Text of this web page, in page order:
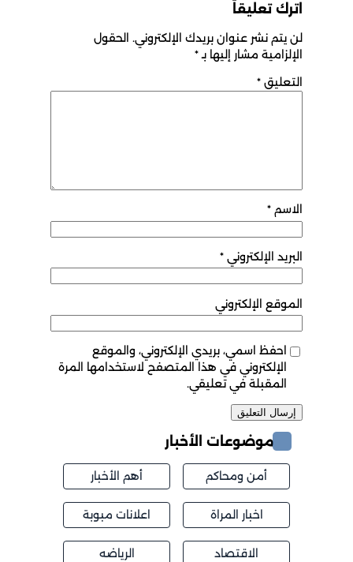
اترك تعليقاً
لن يتم نشر عنوان بريدك الإلكتروني. الحقول
الإلزامية مشار إليها بـ*
التعليق *
الاسم *
البريد الإلكتروني *
الموقع الإلكتروني
احفظ اسمي، بريدي الإلكتروني، والموقع
الإلكتروني في هذا المتصفح لاستخدامها المرة
المقبلة في تعليقي.
موضوعات الأخبار
أمن ومحاكم أهم الأخبار
اخبار المراة اعلانات مبوبة
الاقتصاد الرياضه